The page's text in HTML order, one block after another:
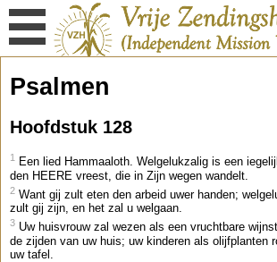
Psalmen
Hoofdstuk 128
1
Een lied Hammaaloth. Welgelukzalig is een
den HEERE vreest, die in Zijn wegen wandelt.
2 Want gij zult eten den arbeid uwer handen;
zult gij zijn, en het zal u welgaan.
3 Uw huisvrouw zal wezen als een vruchtbare
de zijden van uw huis; uw kinderen als olijfplanten
uw tafel.